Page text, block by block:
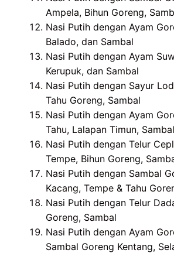
Ampela, Bihun Goreng,
Nasi Putih dengan Ayam
Balado, dan Sambal
Nasi Putih dengan Ayam
Kerupuk, dan Sambal
Nasi Putih dengan Sayur
Tahu Goreng, Sambal
Nasi Putih dengan Ayam
Tahu, Lalapan Timun, Sambal
Nasi Putih dengan Telur
Tempe, Bihun Goreng,
Nasi Putih dengan Sambal
Kacang, Tempe & Tahu
Nasi Putih dengan Telur
Goreng, Sambal
Nasi Putih dengan Ayam
Sambal Goreng Kentang,